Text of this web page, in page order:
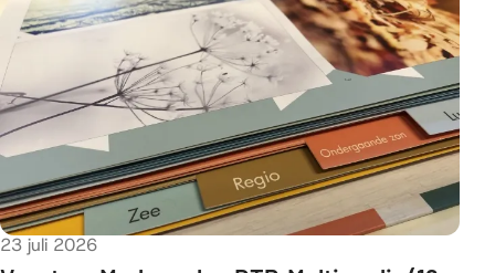
Gepubliceerd op
23 juli 2026